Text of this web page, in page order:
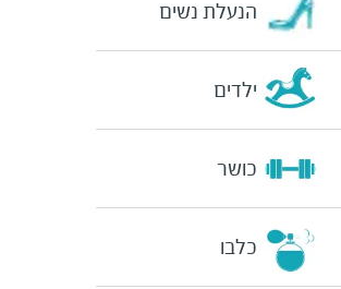
הנעלת נשים
ילדים
כושר
כלבו